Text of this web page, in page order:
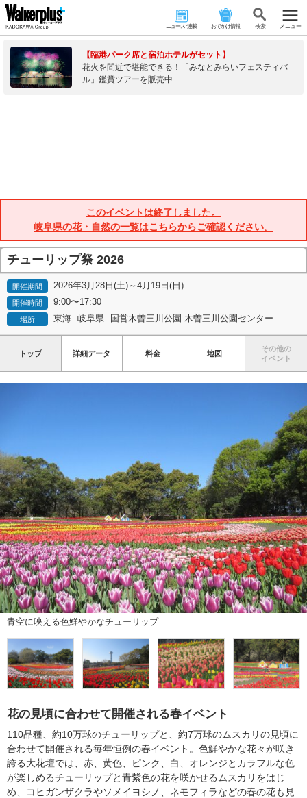
ニュース･連載 おでかけ情報 検 索 メニュー
【臨港パーク席と宿泊ホテルがセット】
花火を間近で堪能できる！「みなとみらいフェスティバ
ル」鑑賞ツアーを販売中
このイベントは終了しました。
岐阜県の花・自然の一覧はこちらからご確認ください。
チューリップ祭 2026
開催期間 2026年3月28日(土)～4月19日(日)
開催時間 9:00〜17:30
場所 東海 岐阜県 国営木曽三川公園 木曽三川公園センター
トップ 詳細データ 料金 地図
その他の
イベント
青空に映える色鮮やかなチューリップ
花の見頃に合わせて開催される春イベント
110品種、約10万球のチューリップと、約7万球のムスカリの見頃に
合わせて開催される毎年恒例の春イベント。色鮮やかな花々が咲き
誇る大花壇では、赤、黄色、ピンク、白、オレンジとカラフルな色
が楽しめるチューリップと青紫色の花を咲かせるムスカリをはじ
め、コヒガンザクラやソメイヨシノ、ネモフィラなどの春の花も見